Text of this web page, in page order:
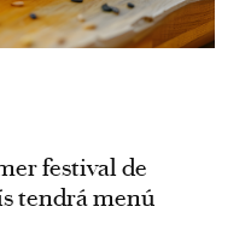
festival de
tendrá menú